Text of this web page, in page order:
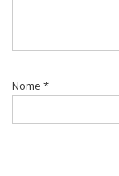
Nome *